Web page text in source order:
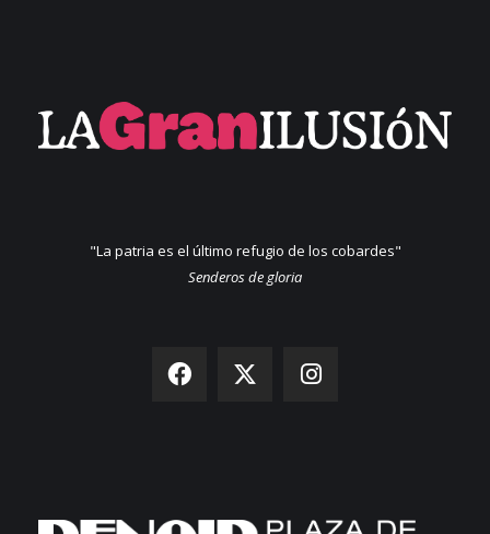
"La patria es el último refugio de los cobardes"
Senderos de gloria